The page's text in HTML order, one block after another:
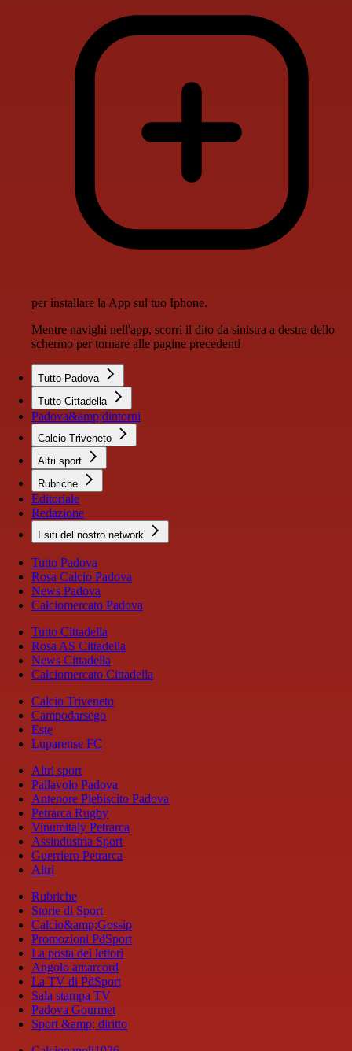
per installare la App sul tuo Iphone.
Mentre navighi nell'app, scorri il dito da sinistra a destra dello
schermo per tornare alle pagine precedenti
Tutto Padova
Tutto Cittadella
Padova&amp;dintorni
Calcio Triveneto
Altri sport
Rubriche
Editoriale
Redazione
I siti del nostro network
Tutto Padova
Rosa Calcio Padova
News Padova
Calciomercato Padova
Tutto Cittadella
Rosa AS Cittadella
News Cittadella
Calciomercato Cittadella
Calcio Triveneto
Campodarsego
Este
Luparense FC
Altri sport
Pallavolo Padova
Antenore Plebiscito Padova
Petrarca Rugby
Vinumitaly Petrarca
Assindustria Sport
Guerriero Petrarca
Altri
Rubriche
Storie di Sport
Calcio&amp;Gossip
Promozioni PdSport
La posta dei lettori
Angolo amarcord
La TV di PdSport
Sala stampa TV
Padova Gourmet
Sport &amp; diritto